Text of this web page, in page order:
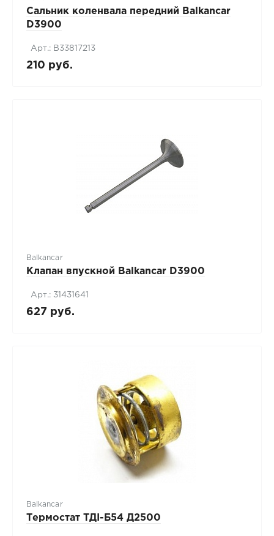
Сальник коленвала передний Balkancar
D3900
Арт.: В33817213
210 руб.
Balkancar
Клапан впускной Balkancar D3900
Арт.: 31431641
627 руб.
Balkancar
Термостат ТДI-Б54 Д2500